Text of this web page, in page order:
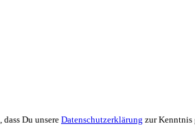
Du unsere Datenschutzerklärung zur Kenntnis